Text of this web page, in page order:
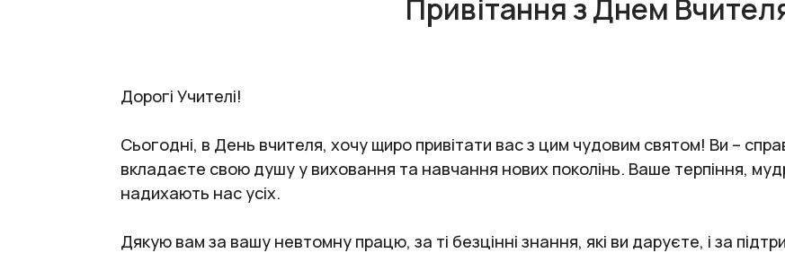
Привітання з Днем
Дорогі Учителі!
Сьогодні, в День вчителя, хочу щиро привітати вас з цим чудовим святом! Ви –
вкладаєте свою душу у виховання та навчання нових поколінь. Ваше терпіння,
надихають нас усіх.
Дякую вам за вашу невтомну працю, за ті безцінні знання, які ви даруєте, і за